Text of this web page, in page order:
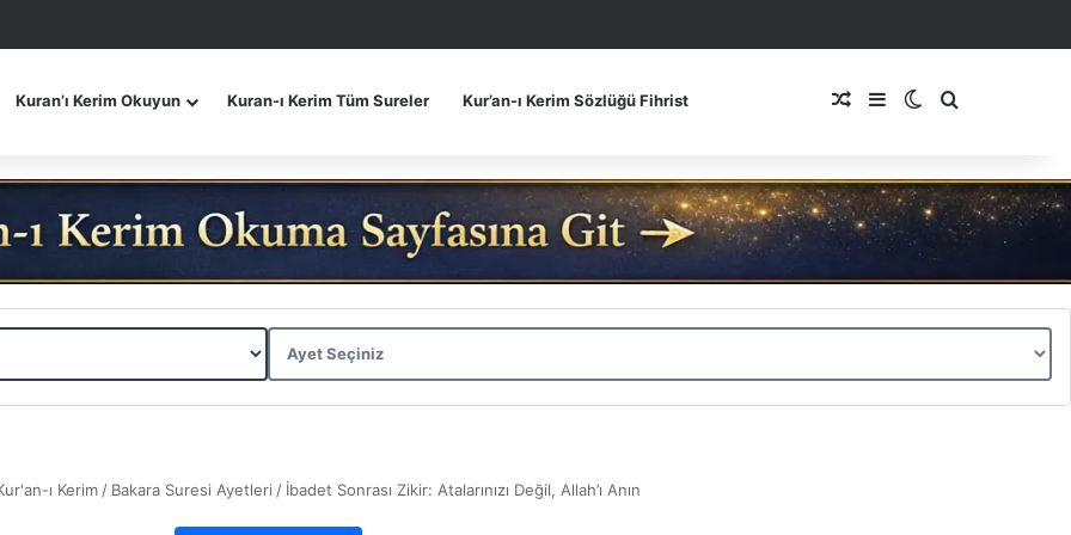
Kuran’ı Kerim Okuyun Kuran-ı Kerim Tüm Sureler Kur’an-ı Kerim Sözlüğü Fihrist Rastgele Makale
Kenar Bölmesi
Dış görünümü
Arama yap
ı Kerim / Bakara Suresi Ayetleri / İbadet Sonrası Zikir: Atalarınızı Değil, Allah’ı Anın